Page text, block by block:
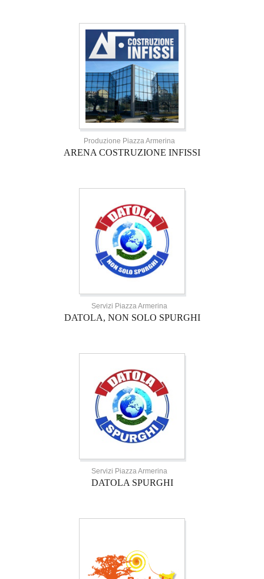
Produzione Piazza Armerina
ARENA COSTRUZIONE INFISSI
Servizi Piazza Armerina
DATOLA, NON SOLO SPURGHI
Servizi Piazza Armerina
DATOLA SPURGHI